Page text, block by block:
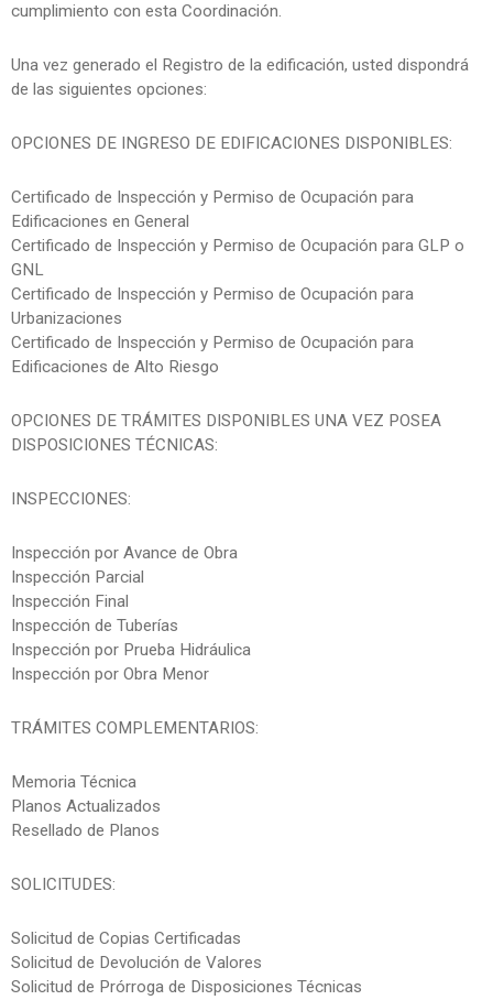
cumplimiento con esta Coordinación.
Una vez generado el Registro de la edificación, usted dispondrá
de las siguientes opciones:
OPCIONES DE INGRESO DE EDIFICACIONES DISPONIBLES:
Certificado de Inspección y Permiso de Ocupación para
Edificaciones en General
Certificado de Inspección y Permiso de Ocupación para GLP o
GNL
Certificado de Inspección y Permiso de Ocupación para
Urbanizaciones
Certificado de Inspección y Permiso de Ocupación para
Edificaciones de Alto Riesgo
OPCIONES DE TRÁMITES DISPONIBLES UNA VEZ POSEA
DISPOSICIONES TÉCNICAS:
INSPECCIONES:
Inspección por Avance de Obra
Inspección Parcial
Inspección Final
Inspección de Tuberías
Inspección por Prueba Hidráulica
Inspección por Obra Menor
TRÁMITES COMPLEMENTARIOS:
Memoria Técnica
Planos Actualizados
Resellado de Planos
SOLICITUDES:
Solicitud de Copias Certificadas
Solicitud de Devolución de Valores
Solicitud de Prórroga de Disposiciones Técnicas